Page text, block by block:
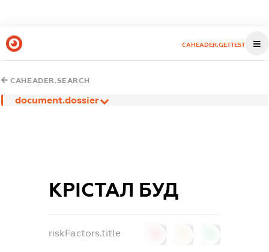
CAHEADER.GETTEST
CAHEADER.SEARCH
document.dossier
КРІСТАЛ БУД
riskFactors.title